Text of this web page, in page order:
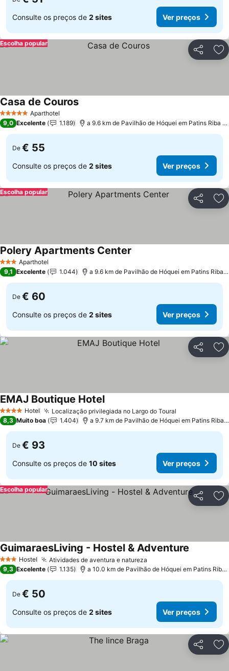
Consulte os preços de 2 sites Ver preços
Partilhar
Escolha popular
5 Estrelas Aparthotel
Casa de Couros
9,0 Excelente 1.189 a 9.6 km de Pavilhão de Hóquei em Patins Riba de Ave Hóquei Clube
De € 55
Consulte os preços de 2 sites Ver preços
Partilhar
Escolha popular
3 EstrelasAparthotel
Polery Apartments Center
9,1 Excelente 1.044 a 9.6 km de Pavilhão de Hóquei em Patins Riba de Ave Hóquei Clube
De € 60
Consulte os preços de 2 sites Ver preços
Partilhar
4 EstrelasHotel Localização privilegiada no Largo do Toural
EMAJ Boutique Hotel
8,3 Muito boa 1.404 a 9.7 km de Pavilhão de Hóquei em Patins Riba de Ave Hóquei Clube
De € 93
Consulte os preços de 10 sites Ver preços
Partilhar
Escolha popular
3 EstrelasHostel Atividades de aventura e natureza
GuimaraesLiving - Hostel & Adventure
9,3 Excelente 1.135 a 10.0 km de Pavilhão de Hóquei em Patins Riba de Ave Hóquei Clube
De € 50
Consulte os preços de 2 sites Ver preços
Partilhar